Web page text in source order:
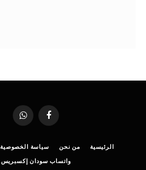
فيسبوك واتساب
الرئيسية من نحن سياسة الخصوصية
واتساب سودان إكسبريس